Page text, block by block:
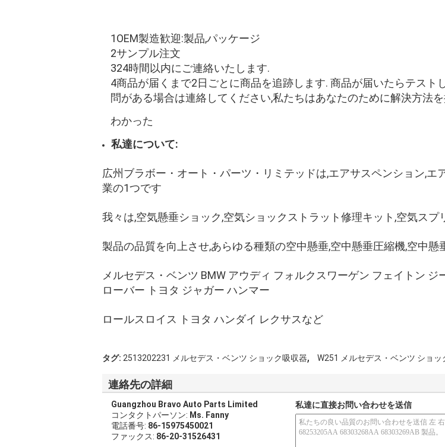
1OEM製造歓迎:製品,パッケージ
2サンプル注文
324時間以内にご連絡いたします.
4商品が届くまで2日ごとに商品を追跡します. 商品が届いたらテス
問がある場合は連絡してください,私たちはあなたのために解決方法
わかった
私達について:
広州ブラボー・オート・パーツ・リミテッドは,エアサスペンション,
業の1つです
我々は,空気懸垂ショック,空気ショックストラット修理キット,空気ス
製品の品質を向上させ,あらゆる種類の空中懸垂,空中懸垂圧縮機,空中懸
メルセデス・ベンツ BMW アウディ フォルクスワーゲン フェイトン
ローバー トヨタ ジャガー ハンマー
ロールスロイス トヨタ ハンダイ レクサスなど
タグ: 2513202231 メルセデス・ベンツ ショック吸収器, W251 メルセデス・ベンツ ショッ
連絡先の詳細
Guangzhou Bravo Auto Parts Limited
コンタクトパーソン: Ms. Fanny
電話番号: 86-15975450021
ファックス: 86-20-31526431
私達に直接お問い合わせを送信